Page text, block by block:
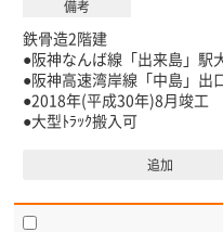
鉄骨造2階建
●阪神なんば線「出来島」駅
●阪神高速湾岸線「中島」出
●2018年(平成30年)8月竣工
●大型ﾄﾗｯｸ搬入可
追加